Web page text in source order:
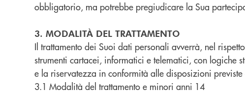
obbligatorio, ma potrebbe pregiudicare la Sua
3. MODALITÀ DEL TRATTAMENTO
Il trattamento dei Suoi dati personali avverrà, nel
strumenti cartacei, informatici e telematici, con logiche
e la riservatezza in conformità alle disposizioni previste
3.1 Modalità del trattamento e minori anni 14